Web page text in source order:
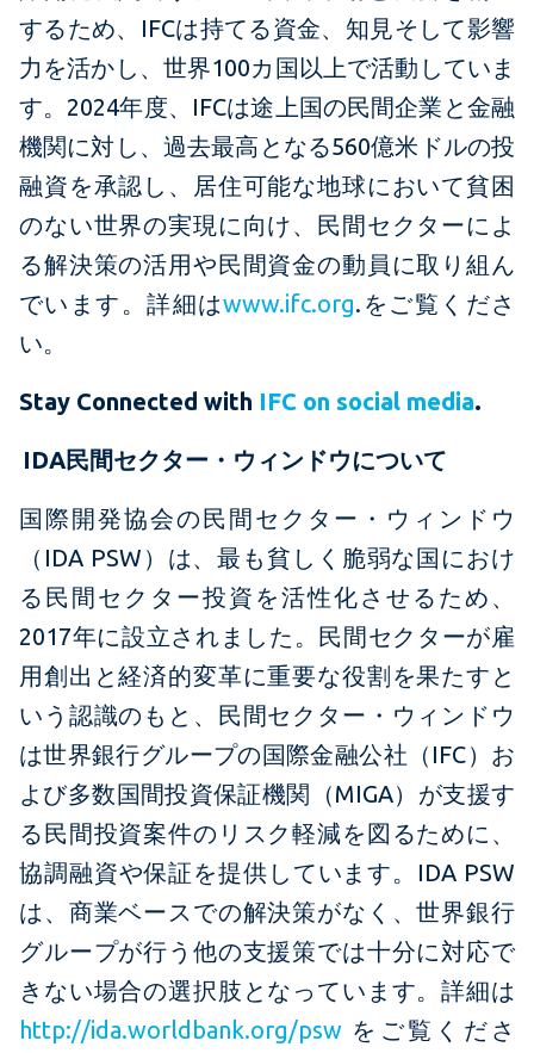
するため、IFCは持てる資金、知見そして影響
力を活かし、世界100カ国以上で活動していま
す。2024年度、IFCは途上国の民間企業と金融
機関に対し、過去最高となる560億米ドルの投
融資を承認し、居住可能な地球において貧困
のない世界の実現に向け、民間セクターによ
る解決策の活用や民間資金の動員に取り組ん
でいます。詳細はwww.ifc.org.をご覧くださ
い。
Stay Connected with IFC on social media.
IDA民間セクター・ウィンドウについて
国際開発協会の民間セクター・ウィンドウ
（IDA PSW）は、最も貧しく脆弱な国におけ
る民間セクター投資を活性化させるため、
2017年に設立されました。民間セクターが雇
用創出と経済的変革に重要な役割を果たすと
いう認識のもと、民間セクター・ウィンドウ
は世界銀行グループの国際金融公社（IFC）お
よび多数国間投資保証機関（MIGA）が支援す
る民間投資案件のリスク軽減を図るために、
協調融資や保証を提供しています。IDA PSW
は、商業ベースでの解決策がなく、世界銀行
グループが行う他の支援策では十分に対応で
きない場合の選択肢となっています。詳細は
http://ida.worldbank.org/psw をご覧くださ